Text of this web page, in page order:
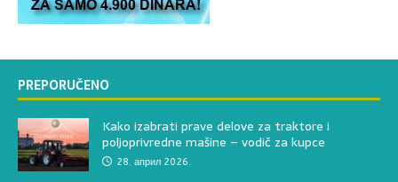
PREPORUČENO
Kako izabrati prave delove za traktore i
poljoprivredne mašine – vodič za kupce
28. април 2026.